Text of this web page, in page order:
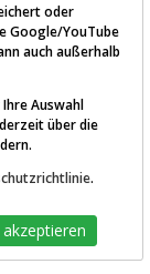
von
oder
Google/YouTube
auch außerhalb
Auswahl
über die
.
akzeptieren